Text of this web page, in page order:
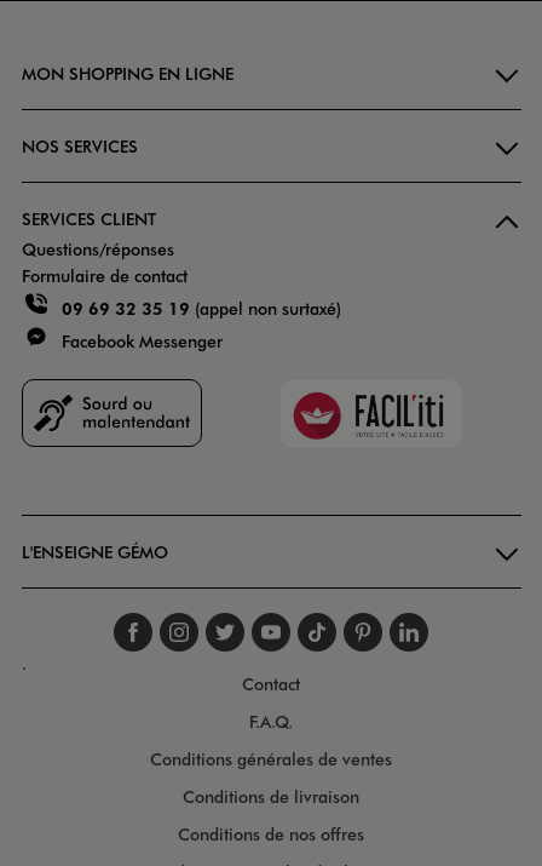
MON SHOPPING EN LIGNE
NOS SERVICES
SERVICES CLIENT
Questions/réponses
Formulaire de contact
09 69 32 35 19 (appel non surtaxé)
Facebook Messenger
Faciliti
L'ENSEIGNE GÉMO
Suivez-nous sur
Suivez-nous sur
Suivez-nous sur
Suivez-nous
Suivez-nous
Suivez-
.
Contact
F.A.Q.
Conditions générales de ventes
Conditions de livraison
Conditions de nos offres